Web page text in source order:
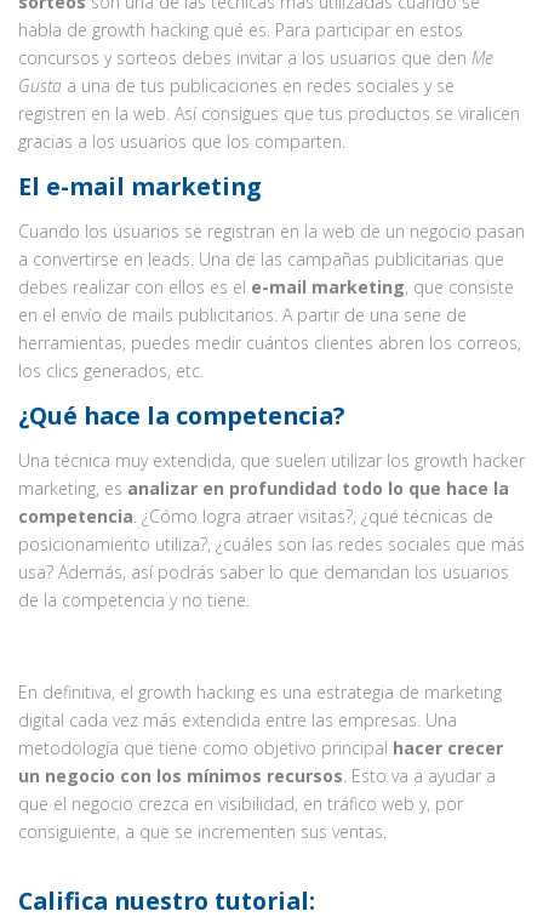
habla de growth hacking qué es. Para participar en estos
concursos y sorteos debes invitar a los usuarios que den Me
Gusta a una de tus publicaciones en redes sociales y se
registren en la web. Así consigues que tus productos se viralicen
gracias a los usuarios que los comparten.
El e-mail marketing
Cuando los usuarios se registran en la web de un negocio pasan
a convertirse en leads. Una de las campañas publicitarias que
debes realizar con ellos es el e-mail marketing, que consiste
en el envío de mails publicitarios. A partir de una serie de
herramientas, puedes medir cuántos clientes abren los correos,
los clics generados, etc.
¿Qué hace la competencia?
Una técnica muy extendida, que suelen utilizar los growth hacker
marketing, es analizar en profundidad todo lo que hace la
competencia. ¿Cómo logra atraer visitas?, ¿qué técnicas de
posicionamiento utiliza?, ¿cuáles son las redes sociales que más
usa? Además, así podrás saber lo que demandan los usuarios
de la competencia y no tiene.
En definitiva, el growth hacking es una estrategia de marketing
digital cada vez más extendida entre las empresas. Una
metodología que tiene como objetivo principal hacer crecer
un negocio con los mínimos recursos. Esto va a ayudar a
que el negocio crezca en visibilidad, en tráfico web y, por
consiguiente, a que se incrementen sus ventas.
Califica nuestro tutorial: